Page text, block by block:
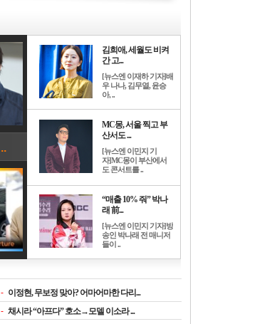
김희애, 세월도 비켜
간 고...
[뉴스엔 이재하 기자]배
우 나나, 김무열, 윤승
아, ..
MC몽, 서울 찍고 부
산서도 ...
[뉴스엔 이민지 기
자]MC몽이 부산에서
도 콘서트를 ..
“매출 10% 줘” 박나
래 前...
[뉴스엔 이민지 기자]방
송인 박나래 전 매니저
들이 ..
- 이정현, 무보정 맞아? 어마어마한 다리...
- 채시라 “아프다” 호소→모델 이소라 ...